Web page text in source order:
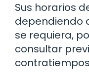
Sus horarios
dependiendo
se requiera,
consultar